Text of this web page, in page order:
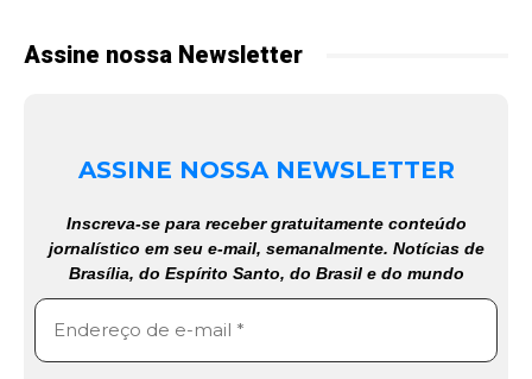
Assine nossa Newsletter
ASSINE NOSSA NEWSLETTER
Inscreva-se para receber gratuitamente conteúdo
jornalístico em seu e-mail, semanalmente. Notícias de
Brasília, do Espírito Santo, do Brasil e do mundo